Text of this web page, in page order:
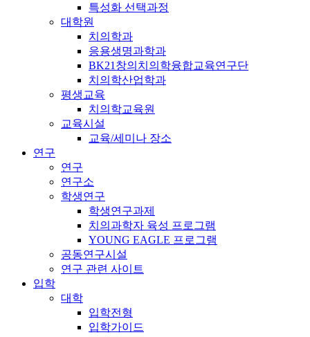
특성화 선택과정
대학원
치의학과
응용생명과학과
BK21창의치의학융합교육연구단
치의학산업학과
평생교육
치의학교육원
교육시설
교육/세미나 장소
연구
연구
연구소
학생연구
학생연구과제
치의과학자 육성 프로그램
YOUNG EAGLE 프로그램
공동연구시설
연구 관련 사이트
입학
대학
입학전형
입학가이드